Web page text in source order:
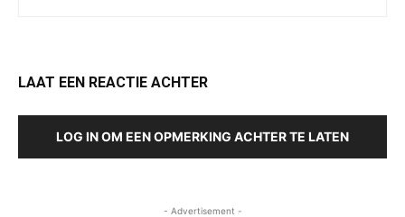
LAAT EEN REACTIE ACHTER
LOG IN OM EEN OPMERKING ACHTER TE LATEN
- Advertisement -